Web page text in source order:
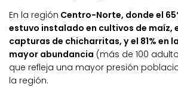
En la región Centro-Norte, donde el
estuvo instalado en cultivos de maíz,
capturas de chicharritas, y el 81% en
mayor abundancia (más de 100
que refleja una mayor presión
la región.